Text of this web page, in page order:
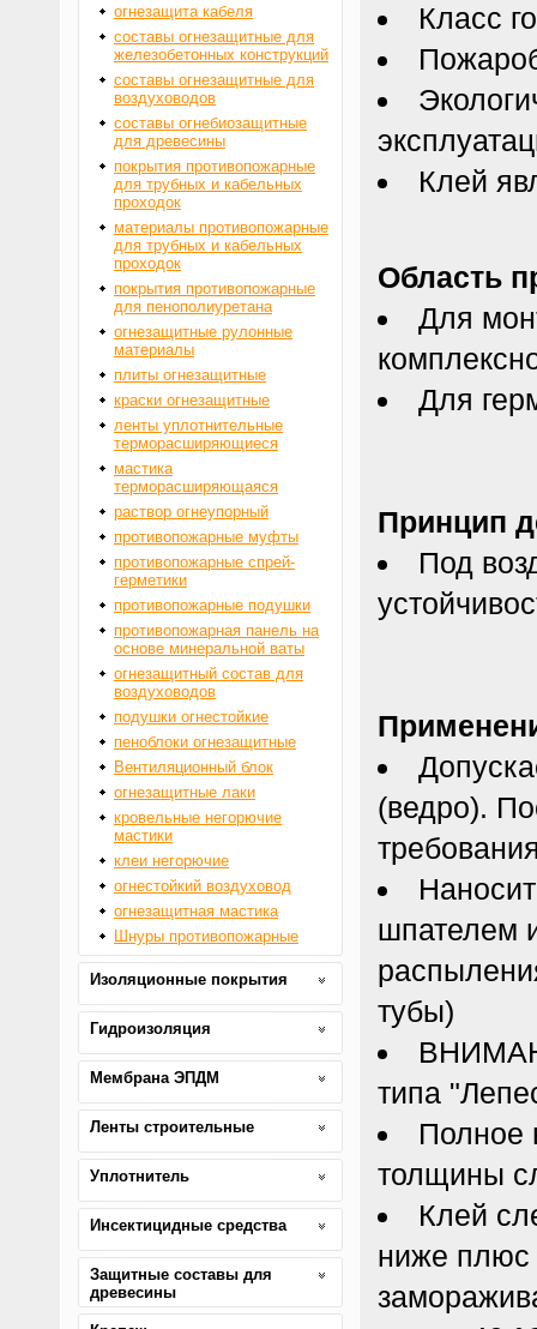
Класс
Клей
Область
Для
Для
Принцип
Под
(ведро).
шпателем
тубы)
типа
Полное
толщины
Клей
ниже плюс
огнезащита кабеля
составы огнезащитные для
железобетонных конструкций
составы огнезащитные для
воздуховодов
составы огнебиозащитные
для древесины
покрытия противопожарные
для трубных и кабельных
проходок
материалы противопожарные
для трубных и кабельных
проходок
покрытия противопожарные
для пенополиуретана
огнезащитные рулонные
материалы
плиты огнезащитные
краски огнезащитные
ленты уплотнительные
терморасширяющиеся
мастика
терморасширяющаяся
раствор огнеупорный
противопожарные муфты
противопожарные спрей-
герметики
противопожарные подушки
противопожарная панель на
основе минеральной ваты
огнезащитный состав для
воздуховодов
подушки огнестойкие
пеноблоки огнезащитные
Вентиляционный блок
огнезащитные лаки
кровельные негорючие
мастики
клеи негорючие
огнестойкий воздуховод
огнезащитная мастика
Шнуры противопожарные
Изоляционные покрытия
Гидроизоляция
Мембрана ЭПДМ
Ленты строительные
Уплотнитель
Инсектицидные средства
Защитные составы для
древесины